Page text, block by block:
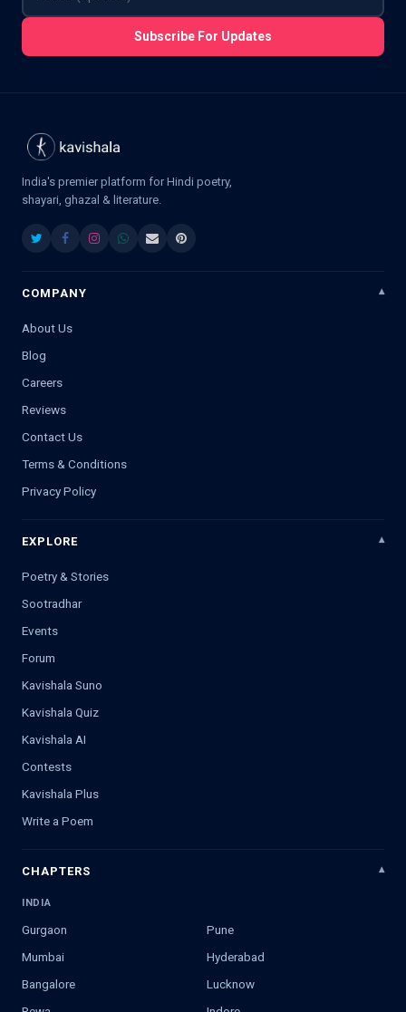
Subscribe For Updates
India's premier platform for Hindi poetry,
shayari, ghazal & literature.
COMPANY
About Us
Blog
Careers
Reviews
Contact Us
Terms & Conditions
Privacy Policy
EXPLORE
Poetry & Stories
Sootradhar
Events
Forum
Kavishala Suno
Kavishala Quiz
Kavishala AI
Contests
Kavishala Plus
Write a Poem
CHAPTERS
INDIA
Gurgaon
Pune
Mumbai
Hyderabad
Bangalore
Lucknow